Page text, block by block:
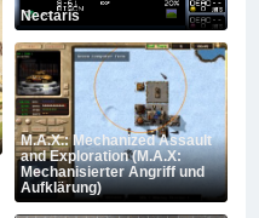
Nectaris
M.A.X.: Mechanized Assault
and Exploration (M.A.X:
Mechanisierter Angriff und
Aufklärung)